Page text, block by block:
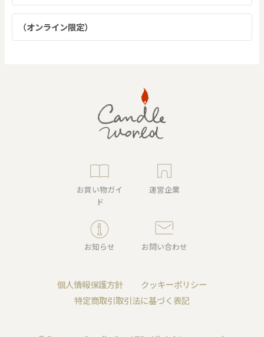
（オンライン限定）
お買い物ガイ
ド
運営企業
お知らせ お問い合わせ
個人情報保護方針
クッキーポリシー
特定商取引取引法に基づく表記